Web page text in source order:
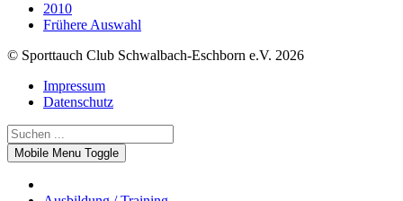
2010
Frühere Auswahl
© Sporttauch Club Schwalbach-Eschborn e.V. 2026
Impressum
Datenschutz
Mobile Menu Toggle